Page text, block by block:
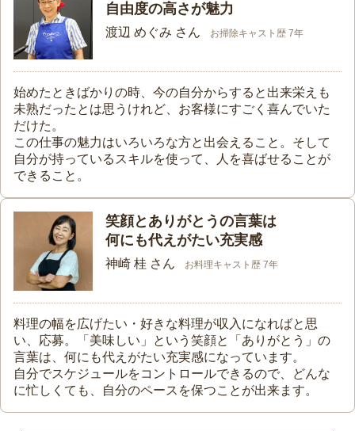
自由度の高さが魅力
渡辺 めぐみ さん お掃除キャスト歴 7年
始めたときばかりの時、今の自分からすると出来栄えも
未熟だったとは思うけれど、お客様にすごく喜んでいた
だけた。
この仕事の魅力はいろいろな方と出会えること。そして
自分が持っているスキルを使って、人を喜ばせることが
できること。
笑顔とありがとうの言葉は
何にも代えがたい充実感
神崎 桂 さん お料理キャスト歴 7年
料理の幅を広げたい・好きな料理が収入になればと思
い、応募。「美味しい」という笑顔と「ありがとう」の
言葉は、何にも代えがたい充実感になっています。
自分でスケジュールをコントロールできるので、どんな
に忙しくても、自分のペースを保つことが出来ます。